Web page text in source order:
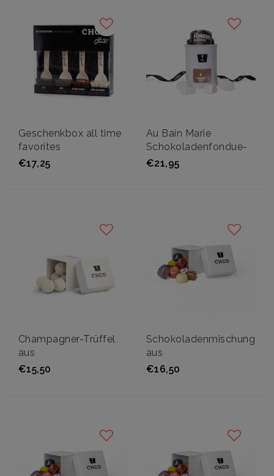
Geschenkbox all time
favorites
€17,25
Au Bain Marie
Schokoladenfondue-
Set
€21,95
Champagner-Trüffel
aus
€15,50
Schokoladenmischung
aus
€16,50